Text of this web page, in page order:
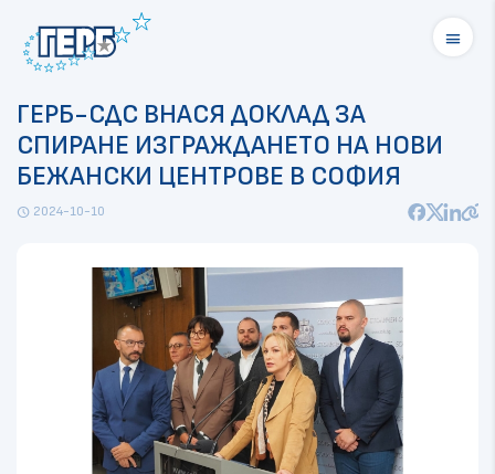
menu
ГЕРБ-СДС ВНАСЯ ДОКЛАД ЗА
СПИРАНЕ ИЗГРАЖДАНЕТО НА НОВИ
БЕЖАНСКИ ЦЕНТРОВЕ В СОФИЯ
schedule 2024-10-10